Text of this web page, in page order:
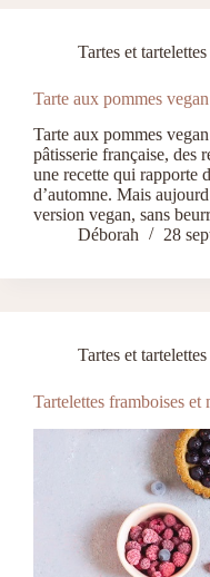
Tartes et tartelettes
Tarte aux pommes vegan
Tarte aux pommes
pâtisserie française, des
une recette qui rapporte
d’automne. Mais
version vegan, sans
Déborah
28
Tartes et tartelettes
Tartelettes framboises et